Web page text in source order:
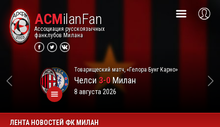
ACMilanFan
Ассоциация русскоязычных
фанклубов Милана
Товарищеский матч, «Гелора Бунг Карно»
Челси3-0Милан
8 августа 2026
ЛЕНТА НОВОСТЕЙ ФК МИЛАН